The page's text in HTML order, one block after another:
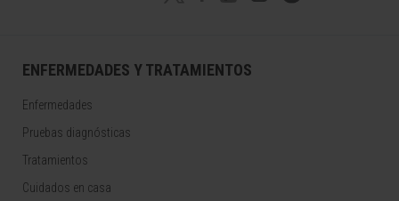
ENFERMEDADES Y TRATAMIENTOS
Enfermedades
Pruebas diagnósticas
Tratamientos
Cuidados en casa